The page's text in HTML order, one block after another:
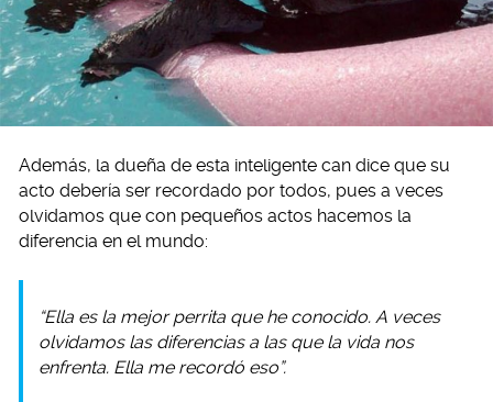
Además, la dueña de esta inteligente can dice que su
acto debería ser recordado por todos, pues a veces
olvidamos que con pequeños actos hacemos la
diferencia en el mundo:
“Ella es la mejor perrita que he conocido. A veces
olvidamos las diferencias a las que la vida nos
enfrenta. Ella me recordó eso”.